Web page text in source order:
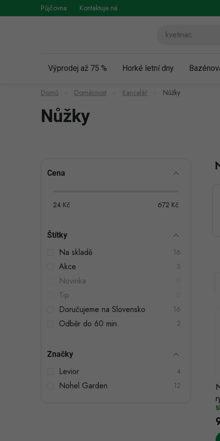
na
Půjčovna Kontaktuje nás
Výprodej až 75 % Horké letní dny
Domů Domácnost Kancelář Nůžky
Nůžky
P
a
Cena
24 Kč 672 Kč
Štítky
Na skladě 16
Akce 3
Novinka
Tip
Doručujeme na Slovensko 16
Odběr do 60 min. 2
Značky
Levior 4
Nohel Garden 12
r
r